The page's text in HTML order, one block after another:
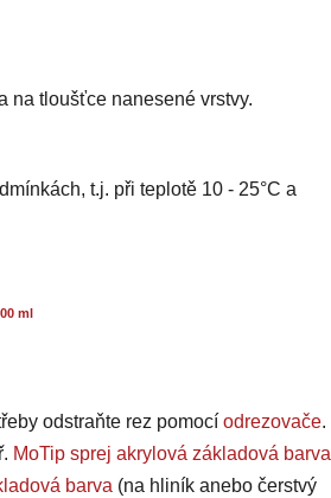
na tloušťce nanesené vrstvy.
t.j. při teplotě 10 - 25°C a
ml
odstraňte rez pomocí odrezovače.
MoTip sprej akrylová základová barva
barva (na hliník anebo čerstvý